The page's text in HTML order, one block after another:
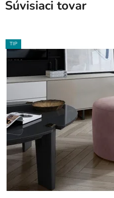
Súvisiaci tovar
TIP